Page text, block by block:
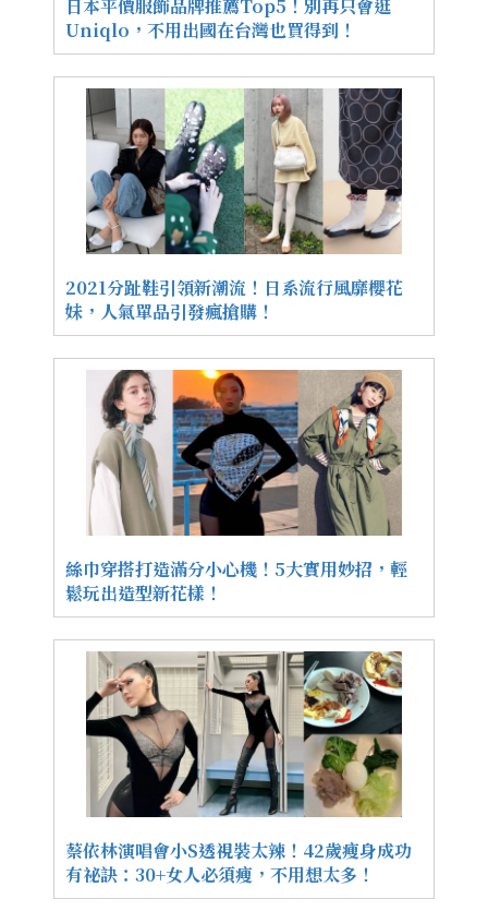
日本平價服飾品牌推薦Top5！別再只會逛
Uniqlo，不用出國在台灣也買得到！
2021分趾鞋引領新潮流！日系流行風靡櫻花
妹，人氣單品引發瘋搶購！
絲巾穿搭打造滿分小心機！5大實用妙招，輕
鬆玩出造型新花樣！
蔡依林演唱會小S透視裝太辣！42歲瘦身成功
有祕訣：30+女人必須瘦，不用想太多！